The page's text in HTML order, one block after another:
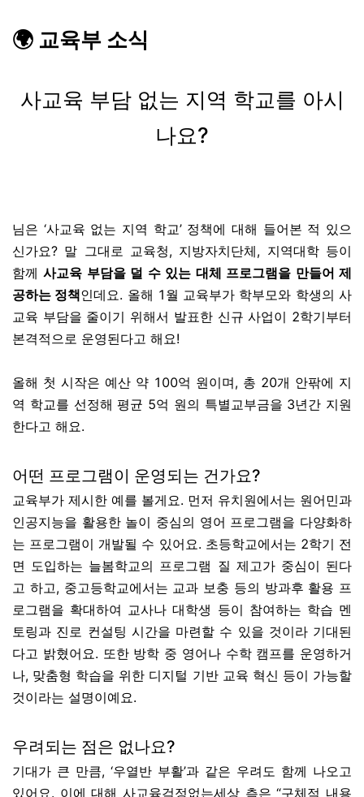
🌍 교육부 소식
사교육 부담 없는 지역 학교를 아시
나요?
님은 ‘사교육 없는 지역 학교’ 정책에 대해 들어본 적 있으
신가요? 말 그대로 교육청, 지방자치단체, 지역대학 등이
함께사교육 부담을 덜 수 있는 대체 프로그램을 만들어 제
공하는 정책인데요. 올해 1월 교육부가 학부모와 학생의 사
교육 부담을 줄이기 위해서 발표한 신규 사업이 2학기부터
본격적으로 운영된다고 해요!
올해 첫 시작은 예산 약 100억 원이며, 총 20개 안팎에 지
역 학교를 선정해 평균 5억 원의 특별교부금을 3년간 지원
한다고 해요.
어떤 프로그램이 운영되는 건가요?
교육부가 제시한 예를 볼게요. 먼저 유치원에서는 원어민과
인공지능을 활용한 놀이 중심의 영어 프로그램을 다양화하
는 프로그램이 개발될 수 있어요. 초등학교에서는 2학기 전
면 도입하는 늘봄학교의 프로그램 질 제고가 중심이 된다
고 하고, 중고등학교에서는 교과 보충 등의 방과후 활용 프
로그램을 확대하여 교사나 대학생 등이 참여하는 학습 멘
토링과 진로 컨설팅 시간을 마련할 수 있을 것이라 기대된
다고 밝혔어요. 또한 방학 중 영어나 수학 캠프를 운영하거
나, 맞춤형 학습을 위한 디지털 기반 교육 혁신 등이 가능할
것이라는 설명이예요.
우려되는 점은 없나요?
기대가 큰 만큼, ‘우열반 부활’과 같은 우려도 함께 나오고
있어요. 이에 대해 사교육걱정없는세상 측은 “구체적 내용